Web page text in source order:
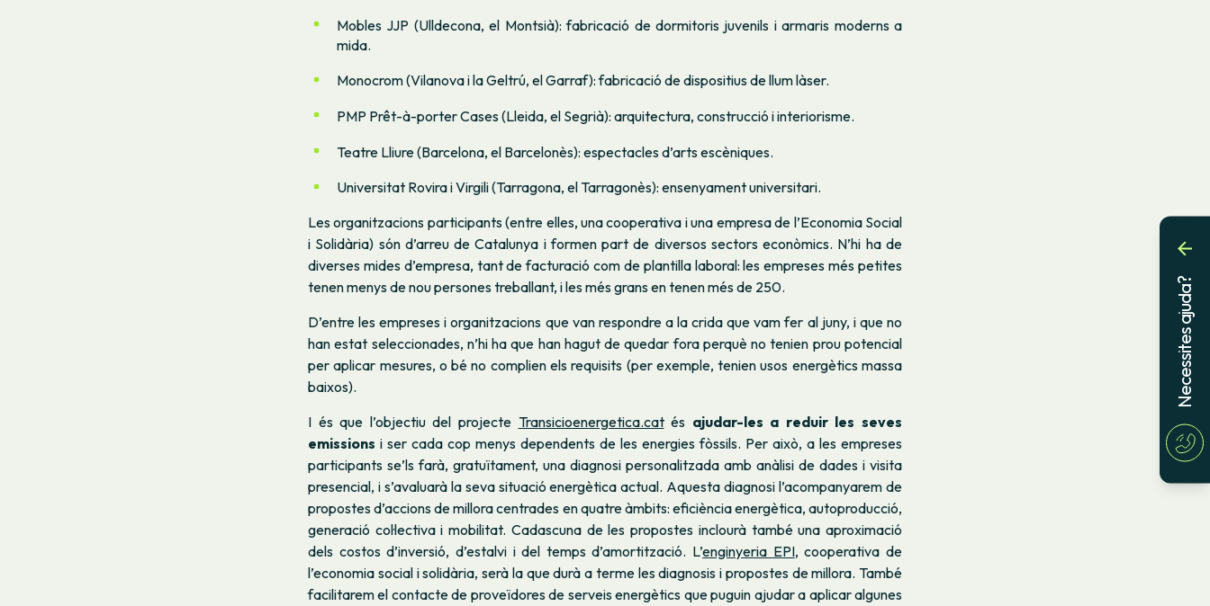
Mobles JJP (Ulldecona, el Montsià): fabricació de dormitoris juvenils i armaris moderns a
mida.
Monocrom (Vilanova i la Geltrú, el Garraf): fabricació de dispositius de llum làser.
PMP Prêt-à-porter Cases (Lleida, el Segrià): arquitectura, construcció i interiorisme.
Teatre Lliure (Barcelona, el Barcelonès): espectacles d’arts escèniques.
Universitat Rovira i Virgili (Tarragona, el Tarragonès): ensenyament universitari.
Les organitzacions participants (entre elles, una cooperativa i una empresa de l’Economia Social
i Solidària) són d’arreu de Catalunya i formen part de diversos sectors econòmics. N’hi ha de
diverses mides d’empresa, tant de facturació com de plantilla laboral: les empreses més petites
tenen menys de nou persones treballant, i les més grans en tenen més de 250.
D’entre les empreses i organitzacions que van respondre a la crida que vam fer al juny, i que no
han estat seleccionades, n’hi ha que han hagut de quedar fora perquè no tenien prou potencial
per aplicar mesures, o bé no complien els requisits (per exemple, tenien usos energètics massa
baixos).
I és que l’objectiu del projecte Transicioenergetica.catés ajudar-les a reduir les seves
emissions i ser cada cop menys dependents de les energies fòssils. Per això, a les empreses
participants se’ls farà, gratuïtament, una diagnosi personalitzada amb anàlisi de dades i visita
presencial, i s’avaluarà la seva situació energètica actual. Aquesta diagnosi l’acompanyarem de
propostes d’accions de millora centrades en quatre àmbits: eficiència energètica, autoproducció,
generació col·lectiva i mobilitat. Cadascuna de les propostes inclourà també una aproximació
dels costos d’inversió, d’estalvi i del temps d’amortització. L’enginyeria EPI, cooperativa de
l’economia social i solidària, serà la que durà a terme les diagnosis i propostes de millora. També
facilitarem el contacte de proveïdores de serveis energètics que puguin ajudar a aplicar algunes
Necessites ajuda?